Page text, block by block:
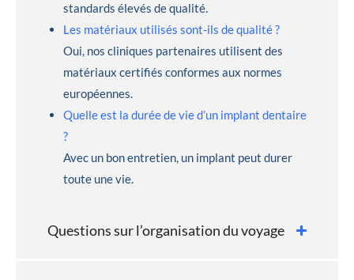
standards élevés de qualité.
Les matériaux utilisés sont-ils de qualité ?
Oui, nos cliniques partenaires utilisent des
matériaux certifiés conformes aux normes
européennes.
Quelle est la durée de vie d’un implant dentaire
?
Avec un bon entretien, un implant peut durer
toute une vie.
Questions sur l’organisation du voyage